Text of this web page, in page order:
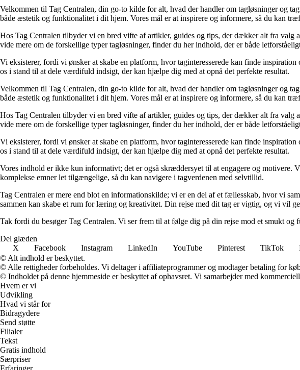
Velkommen til Tag Centralen, din go-to kilde for alt, hvad der handler om tagløsninger og
både æstetik og funktionalitet i dit hjem. Vores mål er at inspirere og informere, så du kan
Hos Tag Centralen tilbyder vi en bred vifte af artikler, guides og tips, der dækker alt fra
vide mere om de forskellige typer tagløsninger, finder du her indhold, der er både
Vi eksisterer, fordi vi ønsker at skabe en platform, hvor taginteresserede kan finde
os i stand til at dele værdifuld indsigt, der kan hjælpe dig med at opnå det perfekte resultat.
Velkommen til Tag Centralen, din go-to kilde for alt, hvad der handler om tagløsninger og
både æstetik og funktionalitet i dit hjem. Vores mål er at inspirere og informere, så du kan
Hos Tag Centralen tilbyder vi en bred vifte af artikler, guides og tips, der dækker alt fra
vide mere om de forskellige typer tagløsninger, finder du her indhold, der er både
Vi eksisterer, fordi vi ønsker at skabe en platform, hvor taginteresserede kan finde
os i stand til at dele værdifuld indsigt, der kan hjælpe dig med at opnå det perfekte resultat.
Vores indhold er ikke kun informativt; det er også skræddersyet til at engagere og
komplekse emner let tilgængelige, så du kan navigere i tagverdenen med selvtillid.
Tag Centralen er mere end blot en informationskilde; vi er en del af et fællesskab, hvor vi
sammen kan skabe et rum for læring og kreativitet. Din rejse med dit tag er vigtig, og vi vil
Tak fordi du besøger Tag Centralen. Vi ser frem til at følge dig på din rejse mod et smukt
Del glæden
X
Facebook Instagram LinkedIn YouTube Pinterest TikTok
© Alt indhold er beskyttet.
© Alle rettigheder forbeholdes. Vi deltager i affiliateprogrammer og modtager betaling for
© Indholdet på denne hjemmeside er beskyttet af ophavsret. Vi samarbejder med
Hvem er vi
Udvikling
Hvad vi står for
Bidragydere
Send støtte
Filialer
Tekst
Gratis indhold
Særpriser